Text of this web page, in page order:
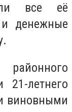
все её
и денежные
районного
летнего
виновными